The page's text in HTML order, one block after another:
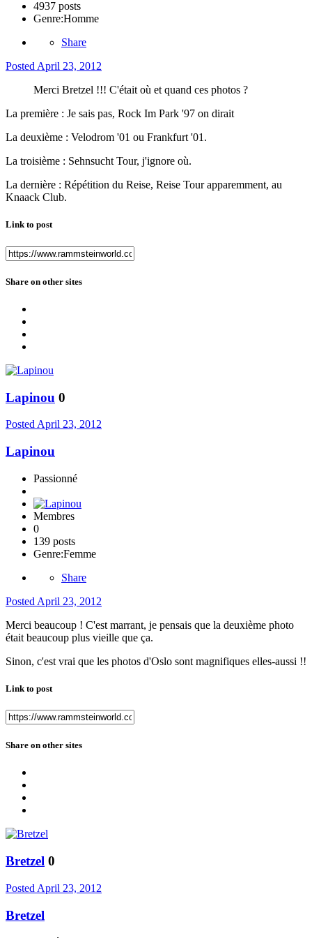
4937 posts
Genre:Homme
Share
Posted April 23, 2012
Merci Bretzel !!! C'était où et quand ces photos ?
La première : Je sais pas, Rock Im Park '97 on dirait
La deuxième : Velodrom '01 ou Frankfurt '01.
La troisième : Sehnsucht Tour, j'ignore où.
La dernière : Répétition du Reise, Reise Tour apparemment, au
Knaack Club.
Link to post
Share on other sites
Lapinou 0
Posted April 23, 2012
Lapinou
Passionné
Membres
0
139 posts
Genre:Femme
Share
Posted April 23, 2012
Merci beaucoup ! C'est marrant, je pensais que la deuxième photo
était beaucoup plus vieille que ça.
Sinon, c'est vrai que les photos d'Oslo sont magnifiques elles-aussi !!
Link to post
Share on other sites
Bretzel 0
Posted April 23, 2012
Bretzel